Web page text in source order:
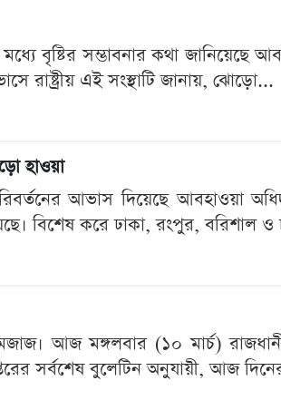
বৃষ্টির সম্ভাবনার কথা জানিয়েছে
রাষ্ট্রীয় এই সংস্থাটি জানায়, ঝোড়ো...
হাওয়া
আভাস দিয়েছে আবহাওয়া
বিশেষ করে ঢাকা, রংপুর, বরিশাল ও
আজ মঙ্গলবার (১০ মার্চ)
সর্বশেষ বুলেটিন অনুযায়ী, আজ